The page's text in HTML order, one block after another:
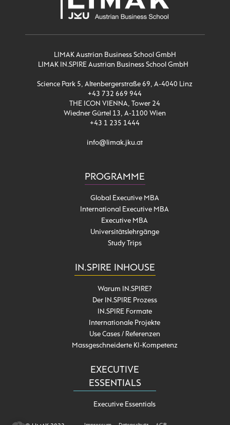
LIMAK Austrian Business School GmbH
LIMAK IN.SPIRE Austrian Business School GmbH
Science Park 5, Altenbergerstraße 69, A-4040 Linz
+43 732 669 944
THE ICON VIENNA, Tower 24
Wiedner Gürtel 13, A-1100 Wien
+43 1 235 1444
info@limak.jku.at
PROGRAMME
Global Executive MBA
International Executive MBA
Executive MBA
Universitätslehrgänge
Study Trips
IN.SPIRE INHOUSE
Warum IN.SPIRE?
Der IN.SPIRE Prozess
IN.SPIRE Formate
Internationale Projekte
Use Cases / Referenzen
Massgeschneiderte KI-Kompetenz
EXECUTIVE
ESSENTIALS
Executive Essentials